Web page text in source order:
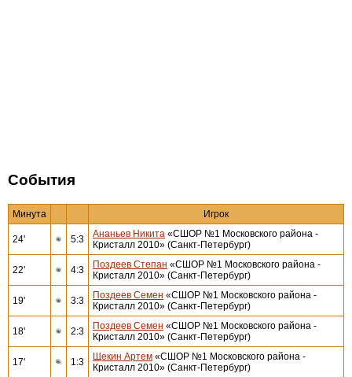
События
Минута Игрок
24' 5:3 Ананьев Никита «СШОР №1 Московского района -
Кристалл 2010» (Санкт-Петербург)
22' 4:3 Поздеев Степан «СШОР №1 Московского района -
Кристалл 2010» (Санкт-Петербург)
19' 3:3 Поздеев Семен «СШОР №1 Московского района -
Кристалл 2010» (Санкт-Петербург)
18' 2:3 Поздеев Семен «СШОР №1 Московского района -
Кристалл 2010» (Санкт-Петербург)
17' 1:3 Щекин Артем «СШОР №1 Московского района -
Кристалл 2010» (Санкт-Петербург)